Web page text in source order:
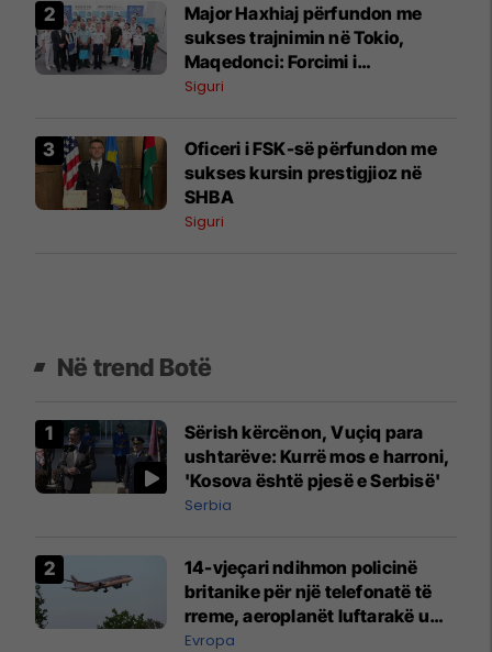
Major Haxhiaj përfundon me
sukses trajnimin në Tokio,
Maqedonci: Forcimi i
kapaciteteve të FSK-së prioritet
Siguri
Oficeri i FSK-së përfundon me
sukses kursin prestigjioz në
SHBA
Siguri
Në trend Botë
Sërish kërcënon, Vuçiq para
ushtarëve: Kurrë mos e harroni,
'Kosova është pjesë e Serbisë'
Serbia
14-vjeçari ndihmon policinë
britanike për një telefonatë të
rreme, aeroplanët luftarakë u
ngritën në ajër për të
Evropa